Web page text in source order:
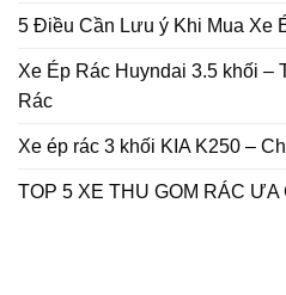
5 Điều Cần Lưu ý Khi Mua Xe
Xe Ép Rác Huyndai 3.5 khối –
Rác
Xe ép rác 3 khối KIA K250 –
TOP 5 XE THU GOM RÁC